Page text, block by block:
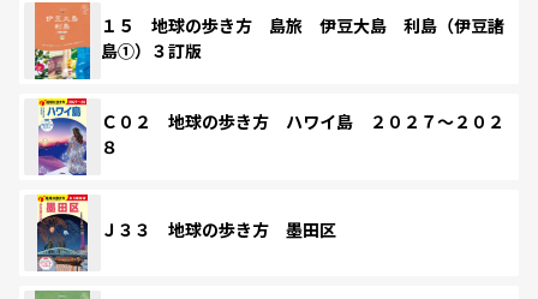
１５ 地球の歩き方 島旅 伊豆大島 利島（伊豆諸
島①）３訂版
Ｃ０２ 地球の歩き方 ハワイ島 ２０２７～２０２
８
Ｊ３３ 地球の歩き方 墨田区